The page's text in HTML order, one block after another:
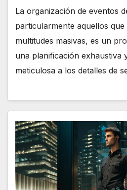
La organización de eventos
particularmente aquellos
multitudes masivas, es un
una planificación exhaustiva
meticulosa a los detalles de